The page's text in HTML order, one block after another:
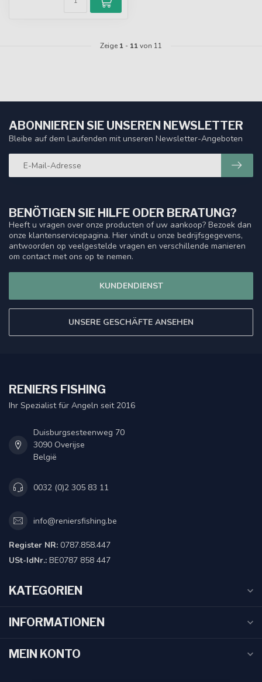
Zeige 1 - 11von 11
BENÖTIGEN SIE HILFE ODER BERATUNG?
Heeft u vragen over onze producten of uw aankoop? Bezoek dan
onze klantenservicepagina. Hier vindt u onze bedrijfsgegevens,
antwoorden op veelgestelde vragen en verschillende manieren
om contact met ons op te nemen.
KUNDENDIENST
UNSERE GESCHÄFTE ANSEHEN
ABONNIEREN SIE UNSEREN NEWSLETTER
Bleibe auf dem Laufenden mit unseren Newsletter-Angeboten
RENIERS FISHING
Ihr Spezialist für Angeln seit 2016
Duisburgsesteenweg 70
3090 Overijse
België
0032 (0)2 305 83 11
info@reniersfishing.be
Register NR: 0787.858.447
USt-IdNr.: BE0787 858 447
KATEGORIEN
INFORMATIONEN
MEIN KONTO